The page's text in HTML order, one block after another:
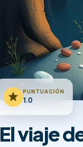
star PUNTUACIÓN
1.0
El viaje